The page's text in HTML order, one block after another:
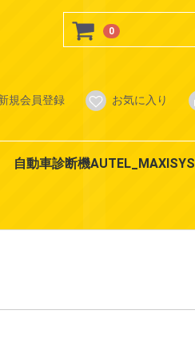
0
規会員登録 お気に入り
自動車診断機AUTEL_MAXISYS